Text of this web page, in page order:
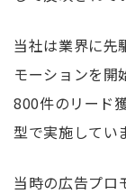
当社は業界に先
モーションを開
800件のリード
型で実施してい
当時の広告プロ